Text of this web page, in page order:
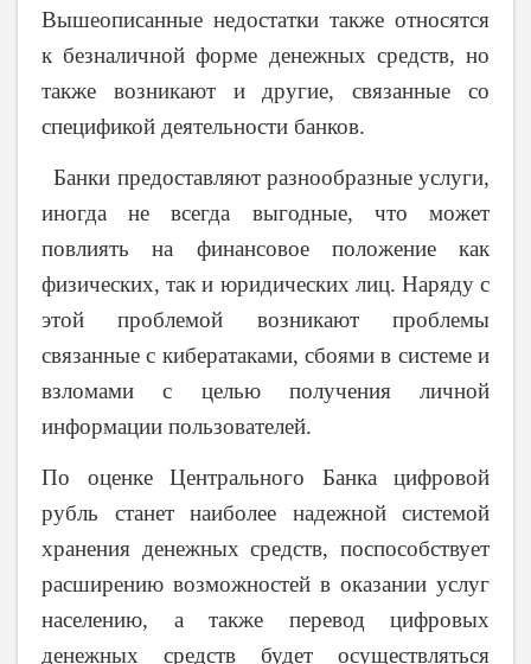
Вышеописанные недостатки также относятся
к безналичной форме денежных средств, но
также возникают и другие, связанные со
спецификой деятельности банков.
Банки предоставляют разнообразные услуги,
иногда не всегда выгодные, что может
повлиять на финансовое положение как
физических, так и юридических лиц. Наряду с
этой проблемой возникают проблемы
связанные с кибератаками, сбоями в системе и
взломами с целью получения личной
информации пользователей.
По оценке Центрального Банка цифровой
рубль станет наиболее надежной системой
хранения денежных средств, поспособствует
расширению возможностей в оказании услуг
населению, а также перевод цифровых
денежных средств будет осуществляться